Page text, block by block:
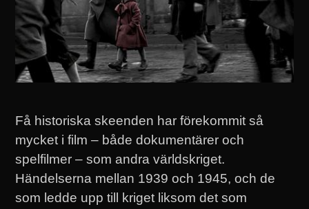
Få historiska skeenden har förekommit så
mycket i film – både dokumentärer och
spelfilmer – som andra världskriget.
Händelserna mellan 1939 och 1945, och de
som ledde upp till kriget liksom det som